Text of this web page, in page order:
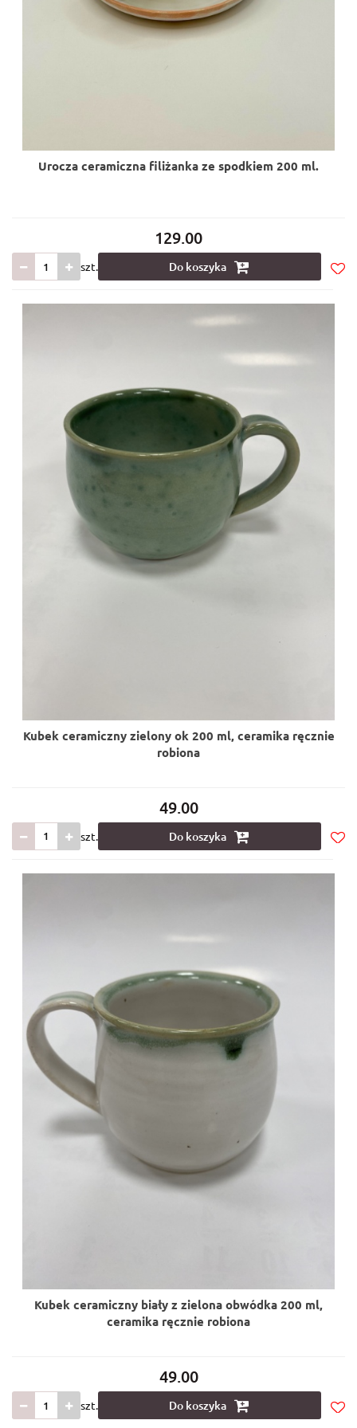
Urocza ceramiczna filiżanka ze spodkiem 200 ml.
129.00
szt.
Do koszyka
Kubek ceramiczny zielony ok 200 ml, ceramika ręcznie
robiona
49.00
szt.
Do koszyka
Kubek ceramiczny biały z zielona obwódka 200 ml,
ceramika ręcznie robiona
49.00
szt.
Do koszyka